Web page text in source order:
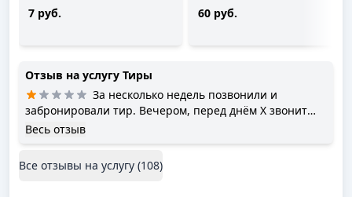
7 руб.
60 руб.
Отзыв на услугу Тиры
За несколько недель позвонили и
забронировали тир. Вечером, перед днём Х звонит
администратор, "наезжает", что я сама отменила
другая компания. Однако, номер мой каким-то чудом
Весь отзыв
Все отзывы на услугу (108)